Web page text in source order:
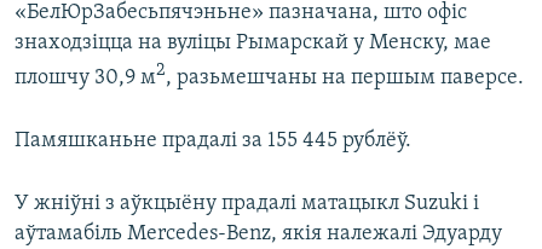
«БелЮрЗабесьпячэньне» пазначана, што офіс
знаходзіцца на вуліцы Рымарскай у Менску, мае
плошчу 30,9 м2, разьмешчаны на першым паверсе.
Памяшканьне прадалі за 155 445 рублёў.
У жніўні з аўкцыёну прадалі матацыкл Suzuki і
аўтамабіль Mercedes-Benz, якія належалі Эдуарду